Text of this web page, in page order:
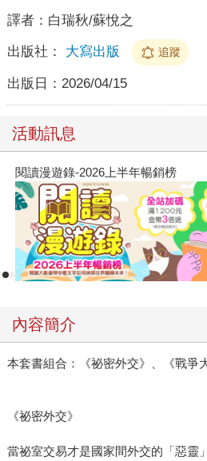
譯者： 白瑞秋/蘇悅之
出版社： 大寫出版 追蹤
出版日： 2026/04/15
活動訊息
半年暢銷榜
內容簡介
本套書組合：《祕密外交》、《戰爭
《祕密外交》
當祕室交易才是國家間外交的「惡靈